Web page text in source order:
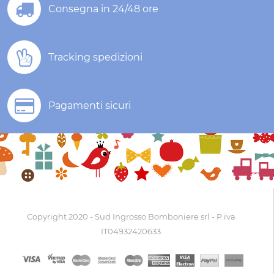
Consegna in 24/48 ore
Tracking spedizioni
Pagamenti sicuri
Copyright 2020 - Sud Ingrosso Bomboniere srl - P.iva
IT04932420633